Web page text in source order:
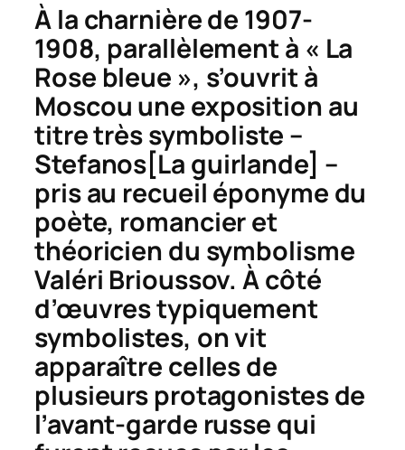
À la charnière de 1907-
1908, parallèlement à « La
Rose bleue », s’ouvrit à
Moscou une exposition au
titre très symboliste –
Stefanos[La guirlande] –
pris au recueil éponyme du
poète, romancier et
théoricien du symbolisme
Valéri Brioussov. À côté
d’œuvres typiquement
symbolistes, on vit
apparaître celles de
plusieurs protagonistes de
l’avant-garde russe qui